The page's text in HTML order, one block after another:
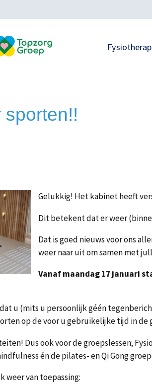
Gelukkig! Het kabinet heeft
Dit betekent dat er weer
Dat is goed nieuws voor ons
weer naar uit om samen met
Vanaf maandag 17 januari
u (mits u persoonlijk géén
op de voor u gebruikelijke tijd in de
Dus ook voor de groepslessen;
én de pilates- en Qi Gong
weer van toepassing: